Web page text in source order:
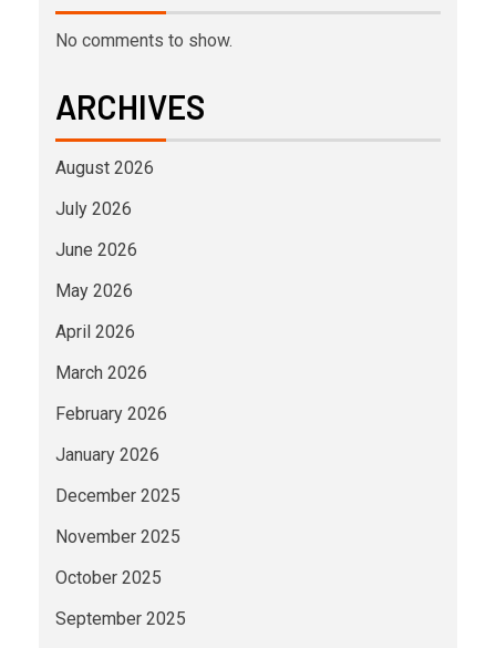
No comments to show.
ARCHIVES
August 2026
July 2026
June 2026
May 2026
April 2026
March 2026
February 2026
January 2026
December 2025
November 2025
October 2025
September 2025